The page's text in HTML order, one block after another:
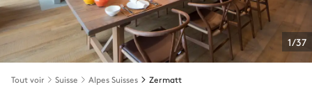
1/37
Tout voir Suisse Alpes Suisses Zermatt